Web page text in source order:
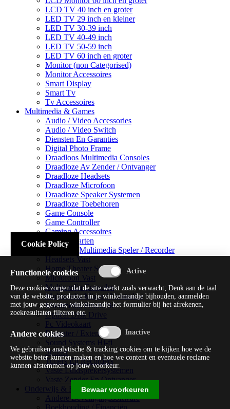
LCD TV 40 inch en groter
LED TV 29 inch en kleiner
LED TV 30-39 inch
LED TV 40-49 inch
LED TV 50-59 inch
LED TV 60 inch en groter
Monitor (non Categorised)
Monitor Accessoires
Smart Display
Smart Tv
Tv Accessoires
Multimedia & Games
Audio / Video Accessories
Audio / Video Switch
Diensten En Garanties
Digital Photo Frame
Draadloos Multimedia Consoles
Draadloze Av Zender / Ontvanger
Draadloze Headsets
Draadloze Microfoon
Draadloze Speaker Systemen
Draadloze Toebehoren
Game Console
Game Controller
Gaming Accessoires
Geluidskaarten
Handheld Multimedia Speler / Recorder
Headsets Vast
Home Theater Systems
Microfoon Vast
Multimedia Consoles
Multimedia Mixer / Versterker
Multimedia Productie
Optical Disk Drive
Pc Videokaart
Repeater / Extender
Sound Systems Hi-fi
Splitter
Tuners En Recorders
Vaste Luidsprekersystemen
Vaste Zender En Ontvanger
Onderwijs & Recreatie
Andere Beveiligingssoftware
Cookie Policy
Functionele cookies
Deze cookies zorgen dat de site werkt zoals verwacht; Denk aan de taal
van de website, producten in je winkelmandje bijhouden, aanmelden
met jouw gegevens, winkelmandje het formulier bij het afrekenen,
zoekresultaten filteren etc.
Andere cookies
We gebruiken analytische & tracking cookies om te kijken hoe we de
website beter kunnen maken en hoe we content en eventuele reclame
kunnen afstemmen op jouw voorkeur.
Bewaar voorkeuren